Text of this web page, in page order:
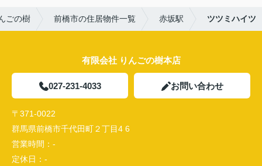
ごの樹 前橋市の住居物件一覧 赤坂駅 ツツミハイツ
有限会社 りんごの樹本店
027-231-4033 お問い合わせ
〒371-0022
群馬県前橋市千代田町２丁目4 6
営業時間： -
定休日： -